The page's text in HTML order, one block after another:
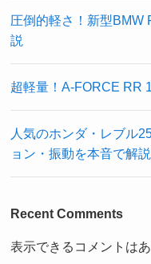
圧倒的軽さ！新型BMW
説
超軽量！A-FORCE RR
人気のホンダ・レブル
ョン・振動を本音で解説
Recent Comments
表示できるコメントはあ